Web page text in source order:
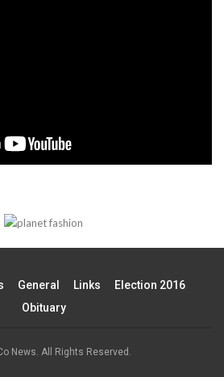
General Links
Election 2016
Obituary
News. All Rights Reserved.